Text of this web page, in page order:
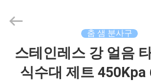
춤 샘 분사구
스테인레스 강 얼음
식수대 제트